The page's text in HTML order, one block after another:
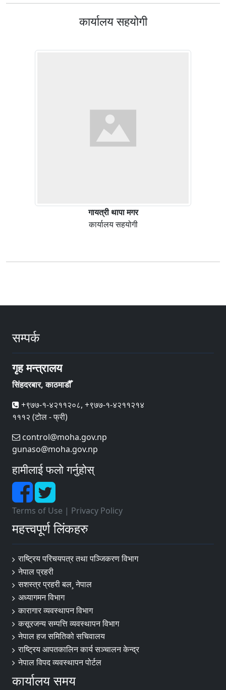
कार्यालय सहयोगी
गायत्री थापा मगर
कार्यालय सहयोगी
सम्पर्क
गृह मन्त्रालय
सिंहदरबार, काठमाडौँ
+९७७-१-४२११२०८, +९७७-१-४२११२१४
१११२ (टोल - फ्री)
control@moha.gov.np
gunaso@moha.gov.np
हामीलाई फलो गर्नुहोस्
Terms of Use | Privacy Policy
महत्त्वपूर्ण लिंकहरु
राष्ट्रिय परिचयपत्र तथा पञ्‍जिकरण विभाग
नेपाल प्रहरी
सशस्त्र प्रहरी बल¸ नेपाल
अध्यागमन विभाग
कारागार व्यवस्थापन विभाग
कसूरजन्य सम्पत्ति व्यवस्थापन विभाग
नेपाल हज समितिको सचिवालय
राष्ट्रिय आपतकालिन कार्य सञ्चालन केन्द्र
नेपाल विपद व्यवस्थापन पोर्टल
कार्यालय समय